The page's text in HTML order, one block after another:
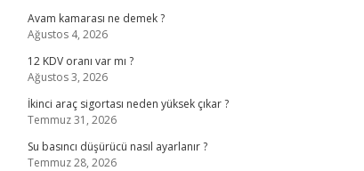
Avam kamarası ne demek ?
Ağustos 4, 2026
12 KDV oranı var mı ?
Ağustos 3, 2026
İkinci araç sigortası neden yüksek çıkar ?
Temmuz 31, 2026
Su basıncı düşürücü nasıl ayarlanır ?
Temmuz 28, 2026